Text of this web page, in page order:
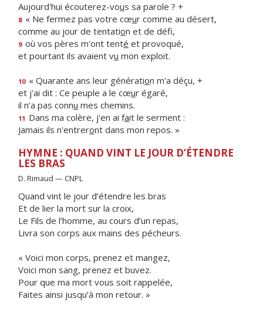
Aujourd'hui écouterez-vous sa parole ? +
8 « Ne fermez pas votre cœur comme au désert,
comme au jour de tentation et de défi,
9 où vos pères m'ont tenté et provoqué,
et pourtant ils avaient vu mon exploit.
10 « Quarante ans leur génération m'a déçu, +
et j'ai dit : Ce peuple a le cœur égaré,
il n'a pas connu mes chemins.
11 Dans ma colère, j'en ai fait le serment :
Jamais ils n'entreront dans mon repos. »
HYMNE : QUAND VINT LE JOUR D’ÉTENDRE
LES BRAS
D. Rimaud — CNPL
Quand vint le jour d’étendre les bras
Et de lier la mort sur la croix,
Le Fils de l’homme, au cours d’un repas,
Livra son corps aux mains des pécheurs.
« Voici mon corps, prenez et mangez,
Voici mon sang, prenez et buvez.
Pour que ma mort vous soit rappelée,
Faites ainsi jusqu’à mon retour. »